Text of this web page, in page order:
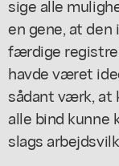
sige alle
en gene, at
færdige
havde været
sådant værk, at
alle bind kunne
slags